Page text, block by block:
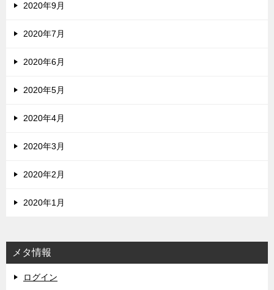
2020年9月
2020年7月
2020年6月
2020年5月
2020年4月
2020年3月
2020年2月
2020年1月
メタ情報
ログイン